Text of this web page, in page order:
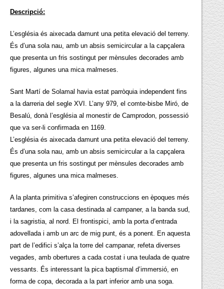
Descripció:
L’església és aixecada damunt una petita elevació del terreny.
És d’una sola nau, amb un absis semicircular a la capçalera
que presenta un fris sostingut per mènsules decorades amb
figures, algunes una mica malmeses.
Sant Martí de Solamal havia estat parròquia independent fins
a la darreria del segle XVI. L’any 979, el comte-bisbe Miró, de
Besalú, donà l’església al monestir de Camprodon, possessió
que va ser-li confirmada en 1169.
L’església és aixecada damunt una petita elevació del terreny.
És d’una sola nau, amb un absis semicircular a la capçalera
que presenta un fris sostingut per mènsules decorades amb
figures, algunes una mica malmeses.
A la planta primitiva s’afegiren construccions en èpoques més
tardanes, com la casa destinada al campaner, a la banda sud,
i la sagristia, al nord. El frontispici, amb la porta d’entrada
adovellada i amb un arc de mig punt, és a ponent. En aquesta
part de l’edifici s’alça la torre del campanar, refeta diverses
vegades, amb obertures a cada costat i una teulada de quatre
vessants. És interessant la pica baptismal d’immersió, en
forma de copa, decorada a la part inferior amb una soga.